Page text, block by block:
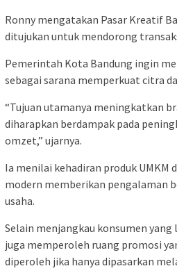
Ronny mengatakan Pasar Kreatif
ditujukan untuk mendorong
Pemerintah Kota Bandung ingin
sebagai sarana memperkuat citra
“Tujuan utamanya meningkatkan
diharapkan berdampak pada
omzet,” ujarnya.
Ia menilai kehadiran produk UMKM
modern memberikan pengalaman
usaha.
Selain menjangkau konsumen
juga memperoleh ruang promosi
diperoleh jika hanya dipasarkan